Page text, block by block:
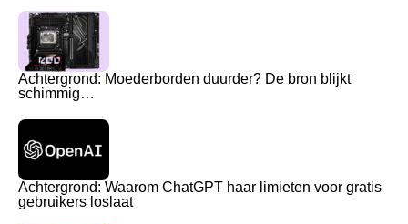
Achtergrond: Moederborden duurder? De bron blijkt
schimmig…
Achtergrond: Waarom ChatGPT haar limieten voor gratis
gebruikers loslaat